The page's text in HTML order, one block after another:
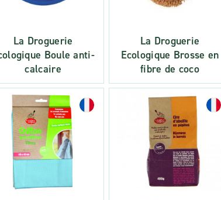
La Droguerie
Boule anti-
calcaire
La Droguerie
Ecologique Brosse en
fibre de coco